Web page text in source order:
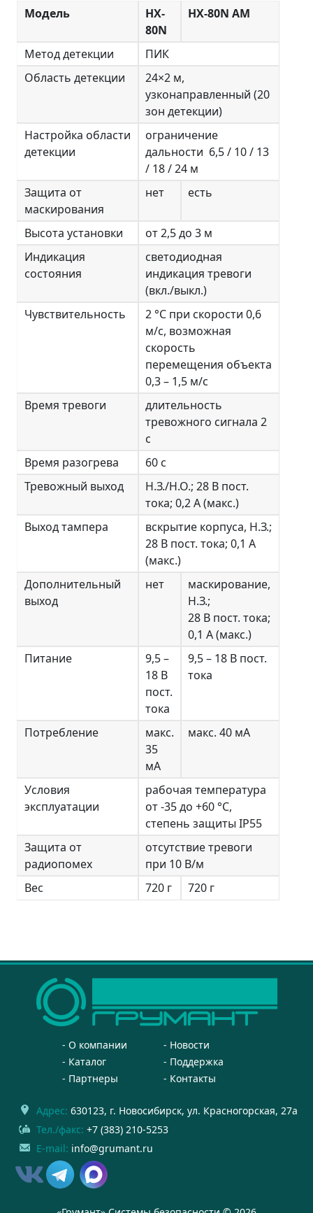
Модель
HX-
80N
HX-80N AM
Метод детекции
ПИК
Область детекции
24×2 м,
узконаправленный (20
зон детекции)
Настройка области
детекции
ограничение
дальности 6,5 / 10 / 13
/ 18 / 24 м
Защита от
маскирования
нет есть
Высота установки
от 2,5 до 3 м
Индикация
состояния
светодиодная
индикация тревоги
(вкл./выкл.)
Чувствительность
2 °С при скорости 0,6
м/с, возможная
скорость
перемещения объекта
0,3 – 1,5 м/с
Время тревоги
длительность
тревожного сигнала 2
с
Время разогрева
60 с
Тревожный выход
Н.З./Н.О.; 28 В пост.
тока; 0,2 А (макс.)
Выход тампера
вскрытие корпуса, Н.З.;
28 В пост. тока; 0,1 А
(макс.)
Дополнительный
выход
нет
маскирование,
Н.З.;
28 В пост. тока;
0,1 А (макс.)
Питание
9,5 –
18 В
пост.
тока
9,5 – 18 В пост.
тока
Потребление
макс.
35
мА
макс. 40 мА
Условия
эксплуатации
рабочая температура
от -35 до +60 °С,
степень защиты IP55
Защита от
радиопомех
отсутствие тревоги
при 10 В/м
Вес
720 г 720 г
О компании
Новости
Каталог
Поддержка
Партнеры
Контакты
Адрес: 630123, г. Новосибирск, ул. Красногорская, 27а
Тел./факс: +7 (383) 210-5253
E-mail: info@grumant.ru